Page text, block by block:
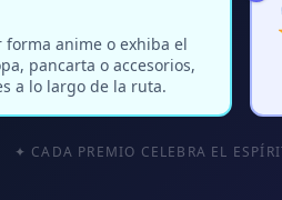
anime o exhiba el
pancarta o accesorios,
a lo largo de la ruta.
✦ CADA PREMIO CELEBRA EL